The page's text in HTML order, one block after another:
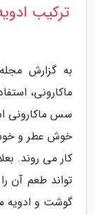
ترکیب
به گزارش
ماکارونی،
سس ماکارونی
خوش عطر و خوش
کار می روند.
تواند طعم آن
گوشت و ادویه